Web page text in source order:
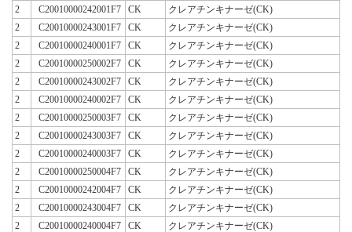
2
C20010000242001F7 CK
クレアチンキナーゼ(CK)
2
C20010000243001F7 CK
クレアチンキナーゼ(CK)
2
C20010000240001F7 CK
クレアチンキナーゼ(CK)
2
C20010000250002F7 CK
クレアチンキナーゼ(CK)
2
C20010000243002F7 CK
クレアチンキナーゼ(CK)
2
C20010000240002F7 CK
クレアチンキナーゼ(CK)
2
C20010000250003F7 CK
クレアチンキナーゼ(CK)
2
C20010000243003F7 CK
クレアチンキナーゼ(CK)
2
C20010000240003F7 CK
クレアチンキナーゼ(CK)
2
C20010000250004F7 CK
クレアチンキナーゼ(CK)
2
C20010000242004F7 CK
クレアチンキナーゼ(CK)
2
C20010000243004F7 CK
クレアチンキナーゼ(CK)
2
C20010000240004F7 CK
クレアチンキナーゼ(CK)